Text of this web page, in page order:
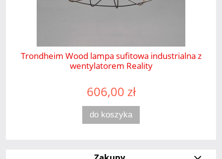
Trondheim Wood lampa sufitowa industrialna z
wentylatorem Reality
606,00 zł
do koszyka